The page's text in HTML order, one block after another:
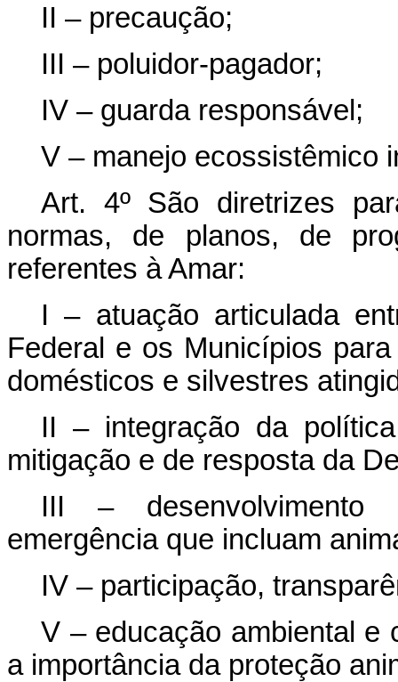
II – precaução;
III – poluidor-pagador;
IV – guarda responsável;
V – manejo ecossistêmico
Art. 4º São diretrizes
normas, de planos, de
referentes à Amar:
I – atuação articulada
Federal e os Municípios
domésticos e silvestres
II – integração da
mitigação e de resposta da
III – desenvolvimento
emergência que incluam
IV – participação,
V – educação ambiental e
a importância da proteção